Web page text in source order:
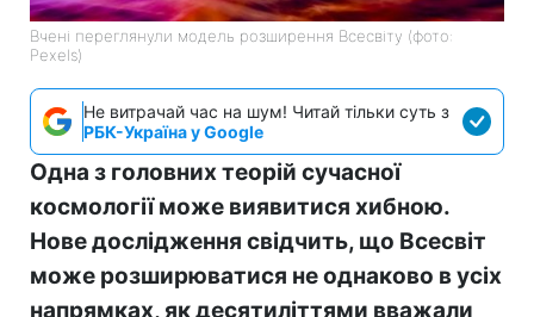
Вчені переглянули модель розширення Всесвіту (фото:
Pexels)
Не витрачай час на шум! Читай тільки суть з
РБК-Україна у Google
Одна з головних теорій сучасної
космології може виявитися хибною.
Нове дослідження свідчить, що Всесвіт
може розширюватися не однаково в усіх
напрямках, як десятиліттями вважали